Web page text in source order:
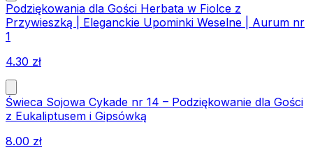
Podziękowania dla Gości Herbata w Fiolce z
Przywieszką | Eleganckie Upominki Weselne | Aurum nr
1
4.30 zł
Świeca Sojowa Cykade nr 14 – Podziękowanie dla Gości
z Eukaliptusem i Gipsówką
8.00 zł